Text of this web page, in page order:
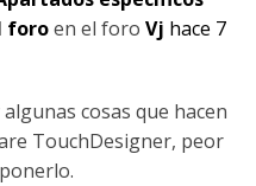
foroen el foro Vj hace 7
cosas que hacen
TouchDesigner, peor